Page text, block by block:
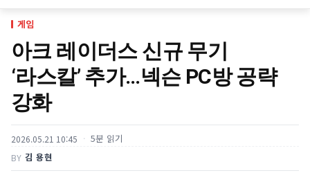
게임
아크 레이더스 신규 무기
‘라스칼’ 추가…넥슨 PC방 공략
강화
2026.05.21 10:45 5분 읽기
BY 김 용현